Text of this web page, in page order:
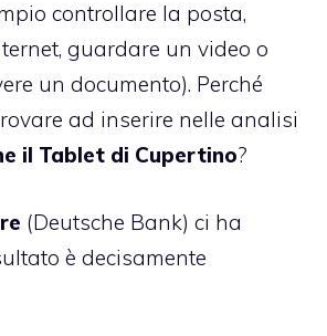
controllare la posta,
guardare un video o
un documento). Perché
ad inserire nelle analisi
il Tablet di Cupertino?
(Deutsche Bank) ci ha
è decisamente